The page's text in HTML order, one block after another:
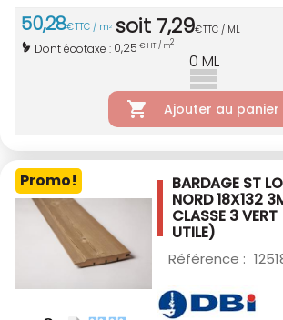
50,28€TTC / m2 soit 7,29€TTC / ML
Dont écotaxe : 0,25 € HT / m2
0 ML
Ajouter au panier
Promo! BARDAGE ST
NORD 18X132
CLASSE 3 VERT
UTILE)
Référence :